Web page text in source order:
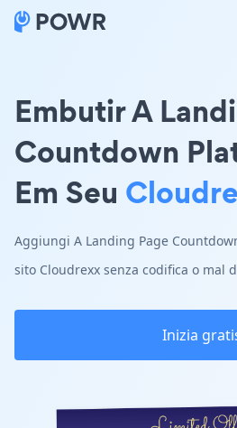
Embutir A
Countdown
Em Seu
Aggiungi A Landing Page
sito Cloudrexx senza codifica o mal
Inizia